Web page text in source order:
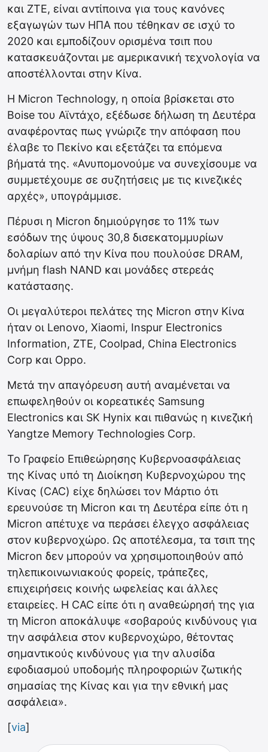
και ZTE, είναι αντίποινα για τους κανόνες
εξαγωγών των ΗΠΑ που τέθηκαν σε ισχύ το
2020 και εμποδίζουν ορισμένα τσιπ που
κατασκευάζονται με αμερικανική τεχνολογία να
αποστέλλονται στην Κίνα.
Η Micron Technology, η οποία βρίσκεται στο
Boise του Αϊντάχο, εξέδωσε δήλωση τη Δευτέρα
αναφέροντας πως γνώριζε την απόφαση που
έλαβε το Πεκίνο και εξετάζει τα επόμενα
βήματά της. «Ανυπομονούμε να συνεχίσουμε να
συμμετέχουμε σε συζητήσεις με τις κινεζικές
αρχές», υπογράμμισε.
Πέρυσι η Micron δημιούργησε το 11% των
εσόδων της ύψους 30,8 δισεκατομμυρίων
δολαρίων από την Κίνα που πουλούσε DRAM,
μνήμη flash NAND και μονάδες στερεάς
κατάστασης.
Οι μεγαλύτεροι πελάτες της Micron στην Κίνα
ήταν οι Lenovo, Xiaomi, Inspur Electronics
Information, ZTE, Coolpad, China Electronics
Corp και Oppo.
Μετά την απαγόρευση αυτή αναμένεται να
επωφεληθούν οι κορεατικές Samsung
Electronics και SK Hynix και πιθανώς η κινεζική
Yangtze Memory Technologies Corp.
Το Γραφείο Επιθεώρησης Κυβερνοασφάλειας
της Κίνας υπό τη Διοίκηση Κυβερνοχώρου της
Κίνας (CAC) είχε δηλώσει τον Μάρτιο ότι
ερευνούσε τη Micron και τη Δευτέρα είπε ότι η
Micron απέτυχε να περάσει έλεγχο ασφάλειας
στον κυβερνοχώρο. Ως αποτέλεσμα, τα τσιπ της
Micron δεν μπορούν να χρησιμοποιηθούν από
τηλεπικοινωνιακούς φορείς, τράπεζες,
επιχειρήσεις κοινής ωφελείας και άλλες
εταιρείες. Η CAC είπε ότι η αναθεώρησή της για
τη Micron αποκάλυψε «σοβαρούς κινδύνους για
την ασφάλεια στον κυβερνοχώρο, θέτοντας
σημαντικούς κινδύνους για την αλυσίδα
εφοδιασμού υποδομής πληροφοριών ζωτικής
σημασίας της Κίνας και για την εθνική μας
ασφάλεια».
[via]